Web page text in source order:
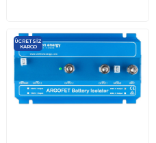
ÜCRETSIZ
KARGO